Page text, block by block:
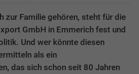
zur Familie gehören, steht für die
GmbH in Emmerich fest und
Und wer könnte diesen
als ein
das sich schon seit 80 Jahren